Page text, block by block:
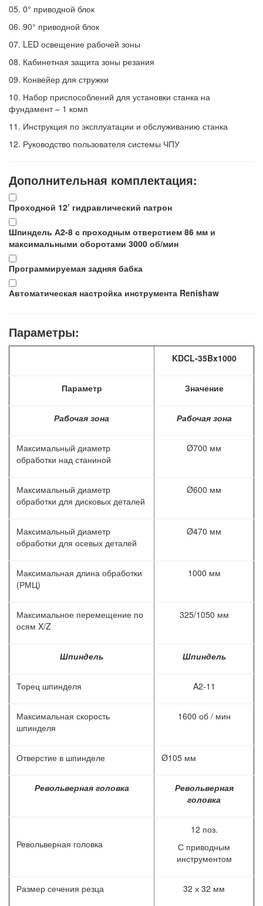
05. 0° приводной блок
06. 90° приводной блок
07. LED освещение рабочей зоны
08. Кабинетная защита зоны резания
09. Конвейер для стружки
10. Набор приспособлений для установки станка на
фундамент – 1 комп
11. Инструкция по эксплуатации и обслуживанию станка
12. Руководство пользователя системы ЧПУ
Дополнительная комплектация:
Проходной 12’ гидравлический патрон
Шпиндель А2-8 с проходным отверстием 86 мм и
максимальными оборотами 3000 об/мин
Программируемая задняя бабка
Автоматическая настройка инструмента Renishaw
Параметры:
KDCL-35Bx1000
Параметр Значение
Рабочая зона Рабочая зона
Максимальный диаметр
обработки над станиной
Ø700 мм
Максимальный диаметр
обработки для дисковых деталей
Ø600 мм
Максимальный диаметр
обработки для осевых деталей
Ø470 мм
Максимальная длина обработки
(РМЦ)
1000 мм
Максимальное перемещение по
осям X/Z
325/1050 мм
Шпиндель Шпиндель
Торец шпинделя A2-11
Максимальная скорость
шпинделя
1600 об / мин
Отверстие в шпинделе Ø105 мм
Револьверная головка
Револьверная
головка
Револьверная головка
12 поз.
С приводным
инструментом
Размер сечения резца 32 х 32 мм